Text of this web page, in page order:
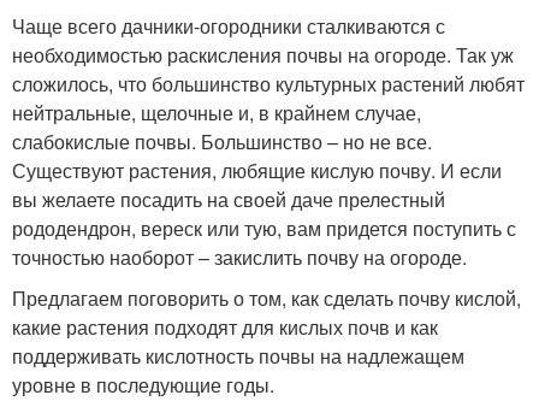
Чаще всего дачники-огородники сталкиваются с
необходимостью раскисления почвы на огороде. Так уж
сложилось, что большинство культурных растений любят
нейтральные, щелочные и, в крайнем случае,
слабокислые почвы. Большинство – но не все.
Существуют растения, любящие кислую почву. И если
вы желаете посадить на своей даче прелестный
рододендрон, вереск или тую, вам придется поступить с
точностью наоборот – закислить почву на огороде.
Предлагаем поговорить о том, как сделать почву кислой,
какие растения подходят для кислых почв и как
поддерживать кислотность почвы на надлежащем
уровне в последующие годы.